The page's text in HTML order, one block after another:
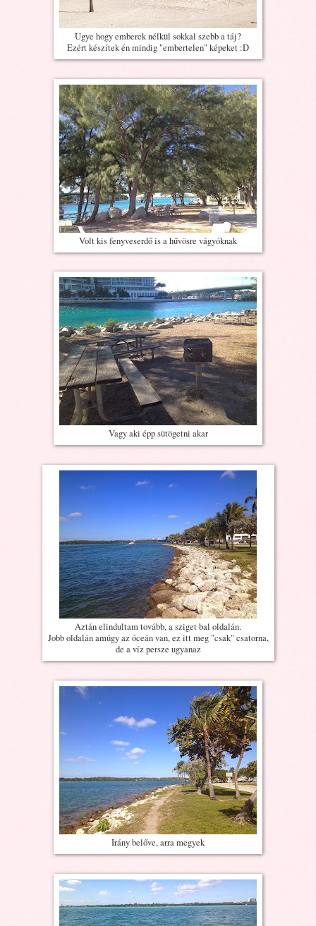
Ugye hogy emberek nélkül sokkal szebb a táj?
Ezért készítek én mindig "embertelen" képeket :D
Volt kis fenyveserdő is a hűvösre vágyóknak
Vagy aki épp sütögetni akar
Aztán elindultam tovább, a sziget bal oldalán.
Jobb oldalán amúgy az óceán van, ez itt meg "csak" csatorna,
de a víz persze ugyanaz
Irány belőve, arra megyek